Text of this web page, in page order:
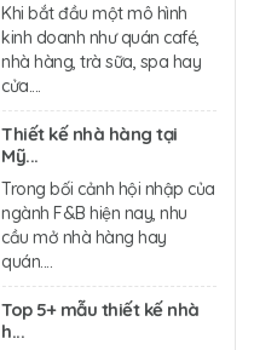
Khi bắt đầu một mô hình
kinh doanh như quán café,
nhà hàng, trà sữa, spa hay
cửa....
Thiết kế nhà hàng tại
Mỹ...
Trong bối cảnh hội nhập của
ngành F&B hiện nay, nhu
cầu mở nhà hàng hay
quán....
Top 5+ mẫu thiết kế nhà
h...